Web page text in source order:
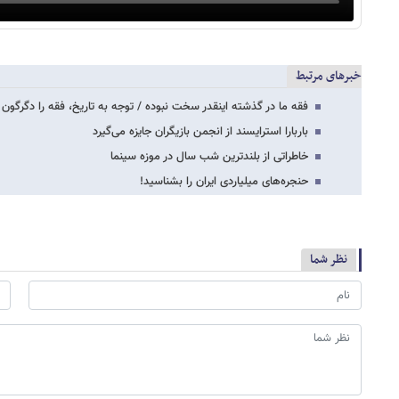
خبرهای مرتبط
فقه ما در گذشته اینقدر سخت نبوده / توجه به تاریخ، فقه را
باربارا استرایسند از انجمن بازیگران جایزه می‌گیرد
خاطراتی از بلندترین شب سال در موزه سینما
حنجره‌های میلیاردی ایران را بشناسید!
نظر شما